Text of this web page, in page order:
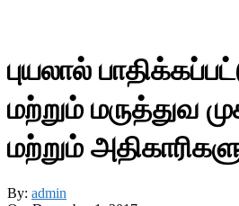
புயலால்
மற்றும் மருத்துவ
மற்றும்
By: admin